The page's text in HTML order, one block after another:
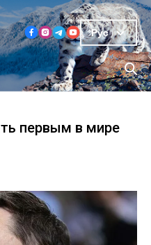
Рус
первым в мире